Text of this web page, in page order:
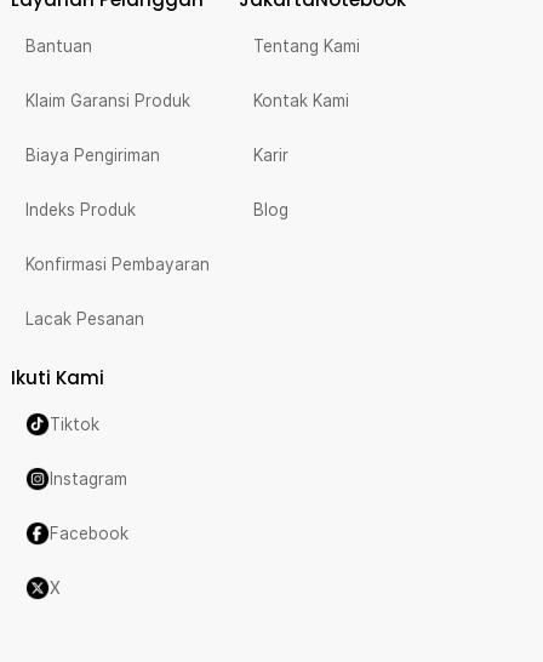
Bantuan
Klaim Garansi Produk
Biaya Pengiriman
Indeks Produk
Konfirmasi Pembayaran
Lacak Pesanan
Tentang Kami
Kontak Kami
Karir
Blog
Ikuti Kami
Tiktok
Instagram
Facebook
X